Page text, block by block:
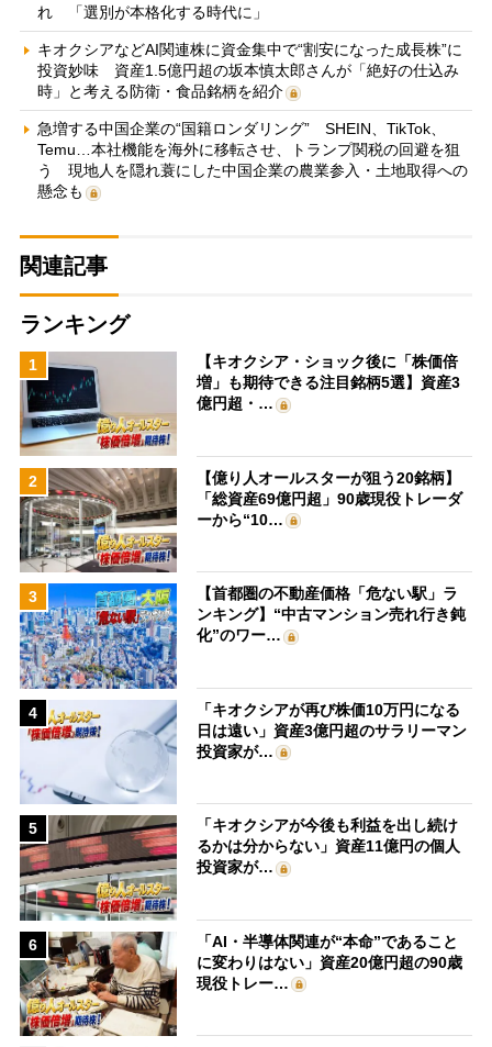
れ 「選別が本格化する時代に」
キオクシアなどAI関連株に資金集中で“割安になった成長株”に
投資妙味 資産1.5億円超の坂本慎太郎さんが「絶好の仕込み
時」と考える防衛・食品銘柄を紹介
急増する中国企業の“国籍ロンダリング” SHEIN、TikTok、
Temu…本社機能を海外に移転させ、トランプ関税の回避を狙
う 現地人を隠れ蓑にした中国企業の農業参入・土地取得への
懸念も
関連記事
ランキング
1
【キオクシア・ショック後に「株価倍
増」も期待できる注目銘柄5選】資産3
億円超・…
2
【億り人オールスターが狙う20銘柄】
「総資産69億円超」90歳現役トレーダ
ーから“10…
3
【首都圏の不動産価格「危ない駅」ラ
ンキング】“中古マンション売れ行き鈍
化”のワー…
4
「キオクシアが再び株価10万円になる
日は遠い」資産3億円超のサラリーマン
投資家が…
5
「キオクシアが今後も利益を出し続け
るかは分からない」資産11億円の個人
投資家が…
6
「AI・半導体関連が“本命”であること
に変わりはない」資産20億円超の90歳
現役トレー…